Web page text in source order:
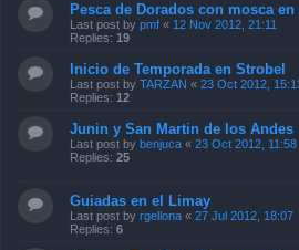
Pesca de Dorados con mosca
Last post by pmf « 12 Nov 2012, 21:11
Replies: 19
Inicio de Temporada en Strobel
Last post by TARZAN « 23 Oct 2012,
Replies: 12
Junin y San Martin de los Andes
Last post by benjuca « 23 Oct 2012, 11:58
Replies: 25
Guiadas en el Limay
Last post by rgellona « 27 Jul 2012, 18:07
Replies: 6